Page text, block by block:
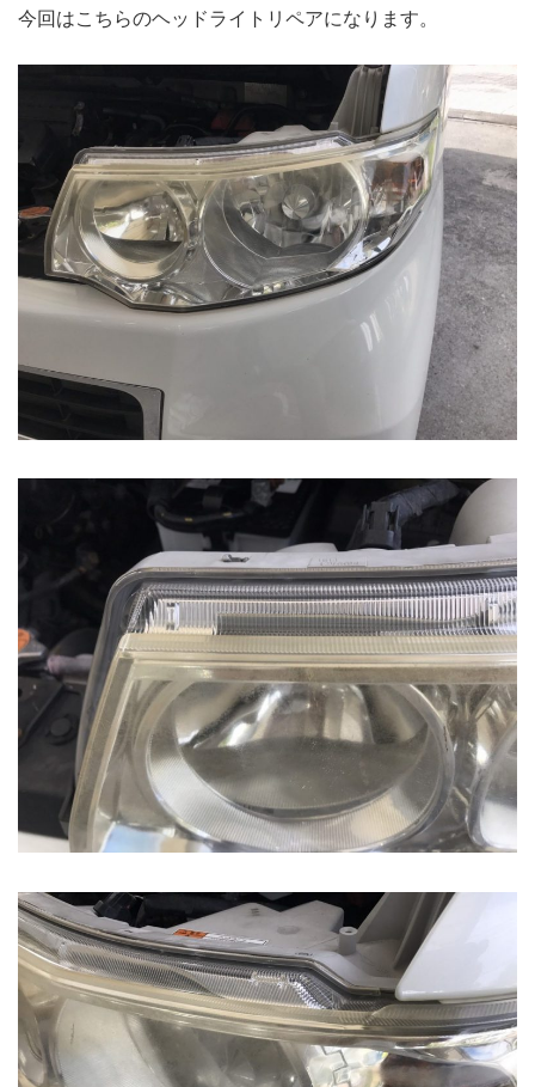
今回はこちらのヘッドライトリペアになります。